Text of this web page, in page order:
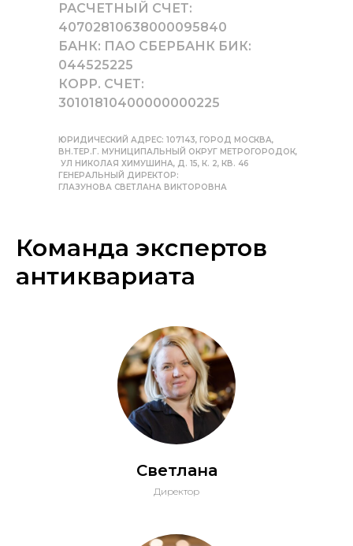
РАСЧЕТНЫЙ СЧЕТ:
40702810638000095840
БАНК: ПАО СБЕРБАНК БИК:
044525225
КОРР. СЧЕТ:
30101810400000000225
ЮРИДИЧЕСКИЙ АДРЕС: 107143, ГОРОД МОСКВА,
ВН.ТЕР.Г. МУНИЦИПАЛЬНЫЙ ОКРУГ МЕТРОГОРОДОК,
УЛ НИКОЛАЯ ХИМУШИНА, Д. 15, К. 2, КВ. 46
ГЕНЕРАЛЬНЫЙ ДИРЕКТОР:
ГЛАЗУНОВА СВЕТЛАНА ВИКТОРОВНА
Команда экспертов
антиквариата
Светлана
Директор